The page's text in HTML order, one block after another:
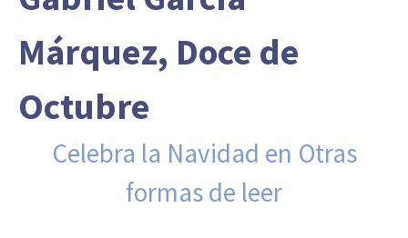
Márquez, Doce de
Octubre
Celebra la Navidad en Otras
formas de leer